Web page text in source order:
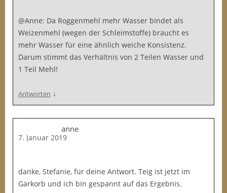
@Anne: Da Roggenmehl mehr Wasser bindet als
Weizenmehl (wegen der Schleimstoffe) braucht es
mehr Wasser für eine ähnlich weiche Konsistenz.
Darum stimmt das Verhältnis von 2 Teilen Wasser und
1 Teil Mehl!
Antworten ↓
anne
7. Januar 2019
danke, Stefanie, für deine Antwort. Teig ist jetzt im
Gärkorb und ich bin gespannt auf das Ergebnis.